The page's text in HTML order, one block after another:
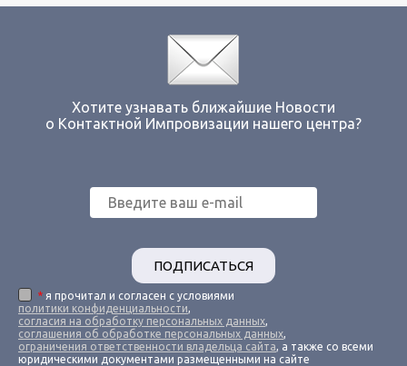
Хотите узнавать ближайшие Новости
о Контактной Импровизации нашего центра?
ПОДПИСАТЬСЯ
* я прочитал и согласен с условиями
политики конфиденциальности,
согласия на обработку персональных данных,
соглашения об обработке персональных данных,
ограничения ответственности владельца сайта, а также со всеми
юридическими документами размещенными на сайте